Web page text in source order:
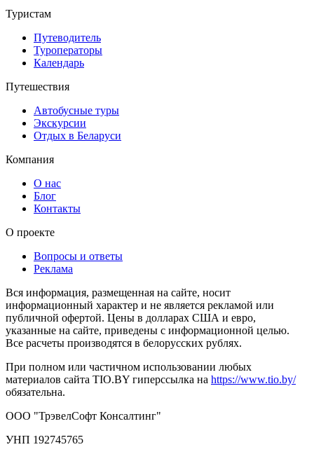
Туристам
Путеводитель
Туроператоры
Календарь
Путешествия
Автобусные туры
Экскурсии
Отдых в Беларуси
Компания
О нас
Блог
Контакты
О проекте
Вопросы и ответы
Реклама
Вся информация, размещенная на сайте, носит
информационный характер и не является рекламой или
публичной офертой. Цены в долларах США и евро,
указанные на сайте, приведены с информационной целью.
Все расчеты производятся в белорусских рублях.
При полном или частичном использовании любых
материалов сайта TIO.BY гиперссылка на https://www.tio.by/
обязательна.
ООО "ТрэвелСофт Консалтинг"
УНП 192745765